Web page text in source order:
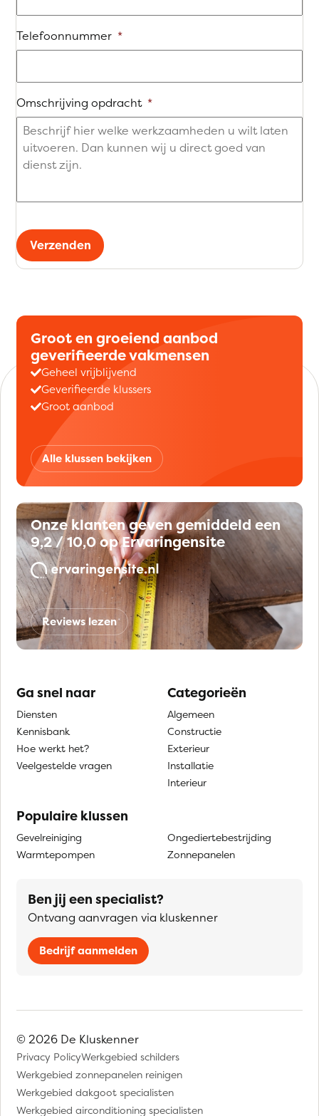
Telefoonnummer *
Omschrijving opdracht *
Verzenden
Groot en groeiend aanbod
geverifieerde vakmensen
Geheel vrijblijvend
Geverifieerde klussers
Groot aanbod
Alle klussen bekijken
Onze klanten geven gemiddeld een
9,2 / 10,0 op Ervaringensite
Reviews lezen
Ga snel naar
Diensten
Kennisbank
Hoe werkt het?
Veelgestelde vragen
Categorieën
Algemeen
Constructie
Exterieur
Installatie
Interieur
Populaire klussen
Gevelreiniging
Warmtepompen
Ongediertebestrijding
Zonnepanelen
Ben jij een specialist?
Ontvang aanvragen via kluskenner
Bedrijf aanmelden
© 2026 De Kluskenner
Privacy PolicyWerkgebied schilders
Werkgebied zonnepanelen reinigen
Werkgebied dakgoot specialisten
Werkgebied airconditioning specialisten